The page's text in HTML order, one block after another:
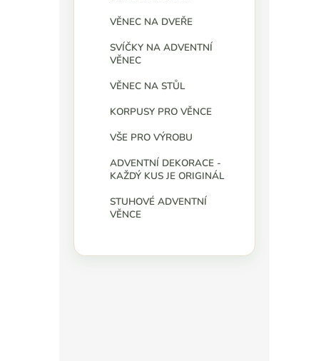
VĚNEC NA DVEŘE
SVÍČKY NA ADVENTNÍ
VĚNEC
VĚNEC NA STŮL
KORPUSY PRO VĚNCE
VŠE PRO VÝROBU
ADVENTNÍ DEKORACE -
KAŽDÝ KUS JE ORIGINÁL
STUHOVÉ ADVENTNÍ
VĚNCE